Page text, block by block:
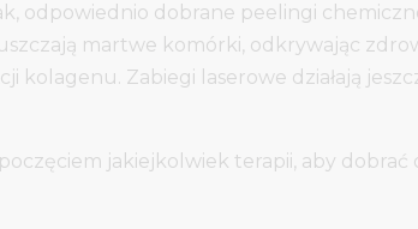
odpowiednio dobrane peelingi
martwe komórki, odkrywając
Zabiegi laserowe działają
jakiejkolwiek terapii, aby